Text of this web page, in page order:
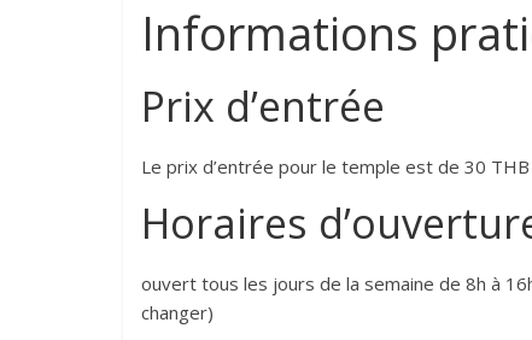
Informations
Prix d’entrée
Le prix d’entrée pour le temple est de 30
Horaires
ouvert tous les jours de la semaine de 8h à
changer)